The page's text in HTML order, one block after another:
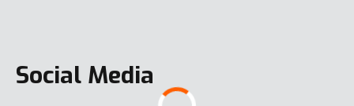
Social Media